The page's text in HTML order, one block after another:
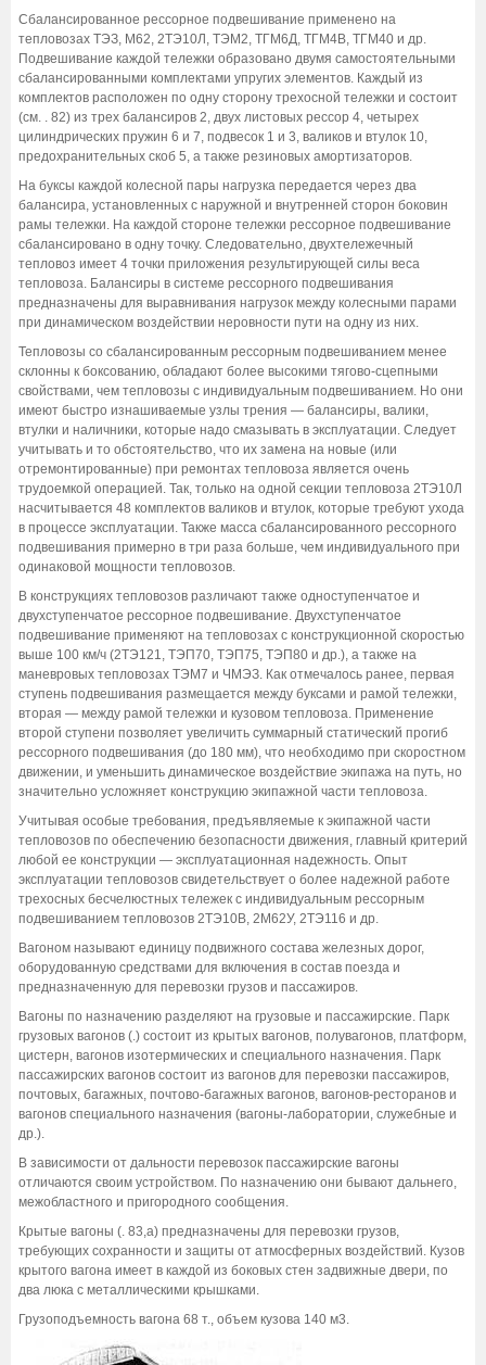
Сбалансированное рессорное подвешивание применено на
тепловозах ТЭЗ, М62, 2ТЭ10Л, ТЭМ2, ТГМ6Д, ТГМ4В, ТГМ40 и др.
Подвешивание каждой тележки образовано двумя самостоятельными
сбалансированными комплектами упругих элементов. Каждый из
комплектов расположен по одну сторону трехосной тележки и состоит
(см. . 82) из трех балансиров 2, двух листовых рессор 4, четырех
цилиндрических пружин 6 и 7, подвесок 1 и 3, валиков и втулок 10,
предохранительных скоб 5, а также резиновых амортизаторов.
На буксы каждой колесной пары нагрузка передается через два
балансира, установленных с наружной и внутренней сторон боковин
рамы тележки. На каждой стороне тележки рессорное подвешивание
сбалансировано в одну точку. Следовательно, двухтележечный
тепловоз имеет 4 точки приложения результирующей силы веса
тепловоза. Балансиры в системе рессорного подвешивания
предназначены для выравнивания нагрузок между колесными парами
при динамическом воздействии неровности пути на одну из них.
Тепловозы со сбалансированным рессорным подвешиванием менее
склонны к боксованию, обладают более высокими тягово-сцепными
свойствами, чем тепловозы с индивидуальным подвешиванием. Но они
имеют быстро изнашиваемые узлы трения — балансиры, валики,
втулки и наличники, которые надо смазывать в эксплуатации. Следует
учитывать и то обстоятельство, что их замена на новые (или
отремонтированные) при ремонтах тепловоза является очень
трудоемкой операцией. Так, только на одной секции тепловоза 2ТЭ10Л
насчитывается 48 комплектов валиков и втулок, которые требуют ухода
в процессе эксплуатации. Также масса сбалансированного рессорного
подвешивания примерно в три раза больше, чем индивидуального при
одинаковой мощности тепловозов.
В конструкциях тепловозов различают также одноступенчатое и
двухступенчатое рессорное подвешивание. Двухступенчатое
подвешивание применяют на тепловозах с конструкционной скоростью
выше 100 км/ч (2ТЭ121, ТЭП70, ТЭП75, ТЭП80 и др.), а также на
маневровых тепловозах ТЭМ7 и ЧМЭЗ. Как отмечалось ранее, первая
ступень подвешивания размещается между буксами и рамой тележки,
вторая — между рамой тележки и кузовом тепловоза. Применение
второй ступени позволяет увеличить суммарный статический прогиб
рессорного подвешивания (до 180 мм), что необходимо при скоростном
движении, и уменьшить динамическое воздействие экипажа на путь, но
значительно усложняет конструкцию экипажной части тепловоза.
Учитывая особые требования, предъявляемые к экипажной части
тепловозов по обеспечению безопасности движения, главный критерий
любой ее конструкции — эксплуатационная надежность. Опыт
эксплуатации тепловозов свидетельствует о более надежной работе
трехосных бесчелюстных тележек с индивидуальным рессорным
подвешиванием тепловозов 2ТЭ10В, 2М62У, 2ТЭ116 и др.
Вагоном называют единицу подвижного состава железных дорог,
оборудованную средствами для включения в состав поезда и
предназначенную для перевозки грузов и пассажиров.
Вагоны по назначению разделяют на грузовые и пассажирские. Парк
грузовых вагонов (.) состоит из крытых вагонов, полувагонов, платформ,
цистерн, вагонов изотермических и специального назначения. Парк
пассажирских вагонов состоит из вагонов для перевозки пассажиров,
почтовых, багажных, почтово-багажных вагонов, вагонов-ресторанов и
вагонов специального назначения (вагоны-лаборатории, служебные и
др.).
В зависимости от дальности перевозок пассажирские вагоны
отличаются своим устройством. По назначению они бывают дальнего,
межобластного и пригородного сообщения.
Крытые вагоны (. 83,а) предназначены для перевозки грузов,
требующих сохранности и защиты от атмосферных воздействий. Кузов
крытого вагона имеет в каждой из боковых стен задвижные двери, по
два люка с металлическими крышками.
Грузоподъемность вагона 68 т., объем кузова 140 м3.